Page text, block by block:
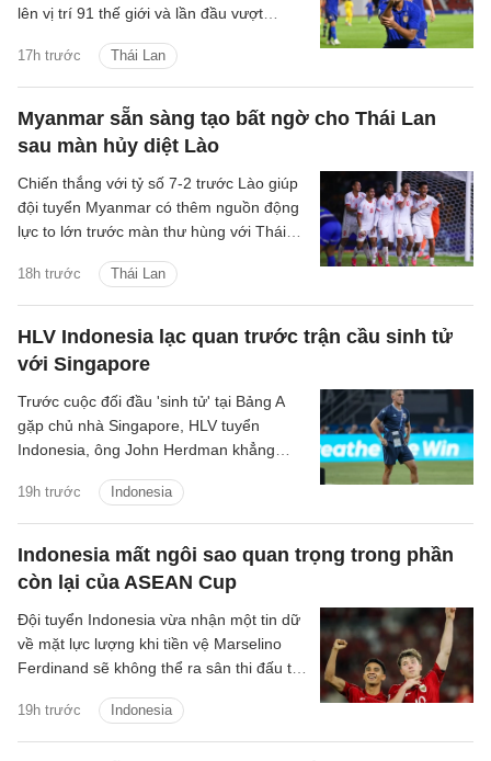
17h trước Thái Lan
lên vị trí 91 thế giới và lần đầu vượt
Myanmar sẵn sàng tạo bất ngờ cho Thái Lan
sau màn hủy diệt Lào
18h trước Thái Lan
Chiến thắng với tỷ số 7-2 trước Lào giúp
đội tuyển Myanmar có thêm nguồn động
lực to lớn trước màn thư hùng với Thái
HLV Indonesia lạc quan trước trận cầu sinh tử
với Singapore
19h trước Indonesia
Trước cuộc đối đầu 'sinh tử' tại Bảng A
gặp chủ nhà Singapore, HLV tuyển
Indonesia, ông John Herdman khẳng
giành chiến thắng để giữ vững hy vọng
giành chức vô địch.
Indonesia mất ngôi sao quan trọng trong phần
còn lại của ASEAN Cup
19h trước Indonesia
Đội tuyển Indonesia vừa nhận một tin dữ
về mặt lực lượng khi tiền vệ Marselino
Ferdinand sẽ không thể ra sân thi đấu tại